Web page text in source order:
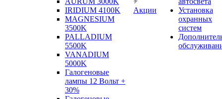
IRIDIUM 4100K
MAGNESIUM
3500K
PALLADIUM
5500K
VANADIUM
5000K
Галогеновые
лампы 12 Вольт +
30%
Акции
Установка
охранных
систем